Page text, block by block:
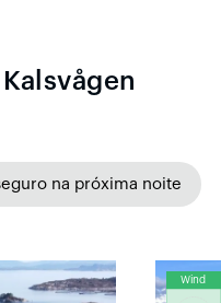
na próxima noite
Wind